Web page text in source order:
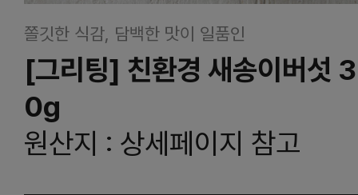
쫄깃한 식감, 담백한 맛이 일품인
[그리팅] 친환경 새송이버섯
0g
원산지 : 상세페이지 참고